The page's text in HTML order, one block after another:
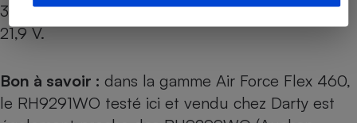
30 minutes » grâce à une batterie Li-ion de
21,9 V.
Bon à savoir : dans la gamme Air Force Flex 460,
le RH9291WO testé ici et vendu chez Darty est